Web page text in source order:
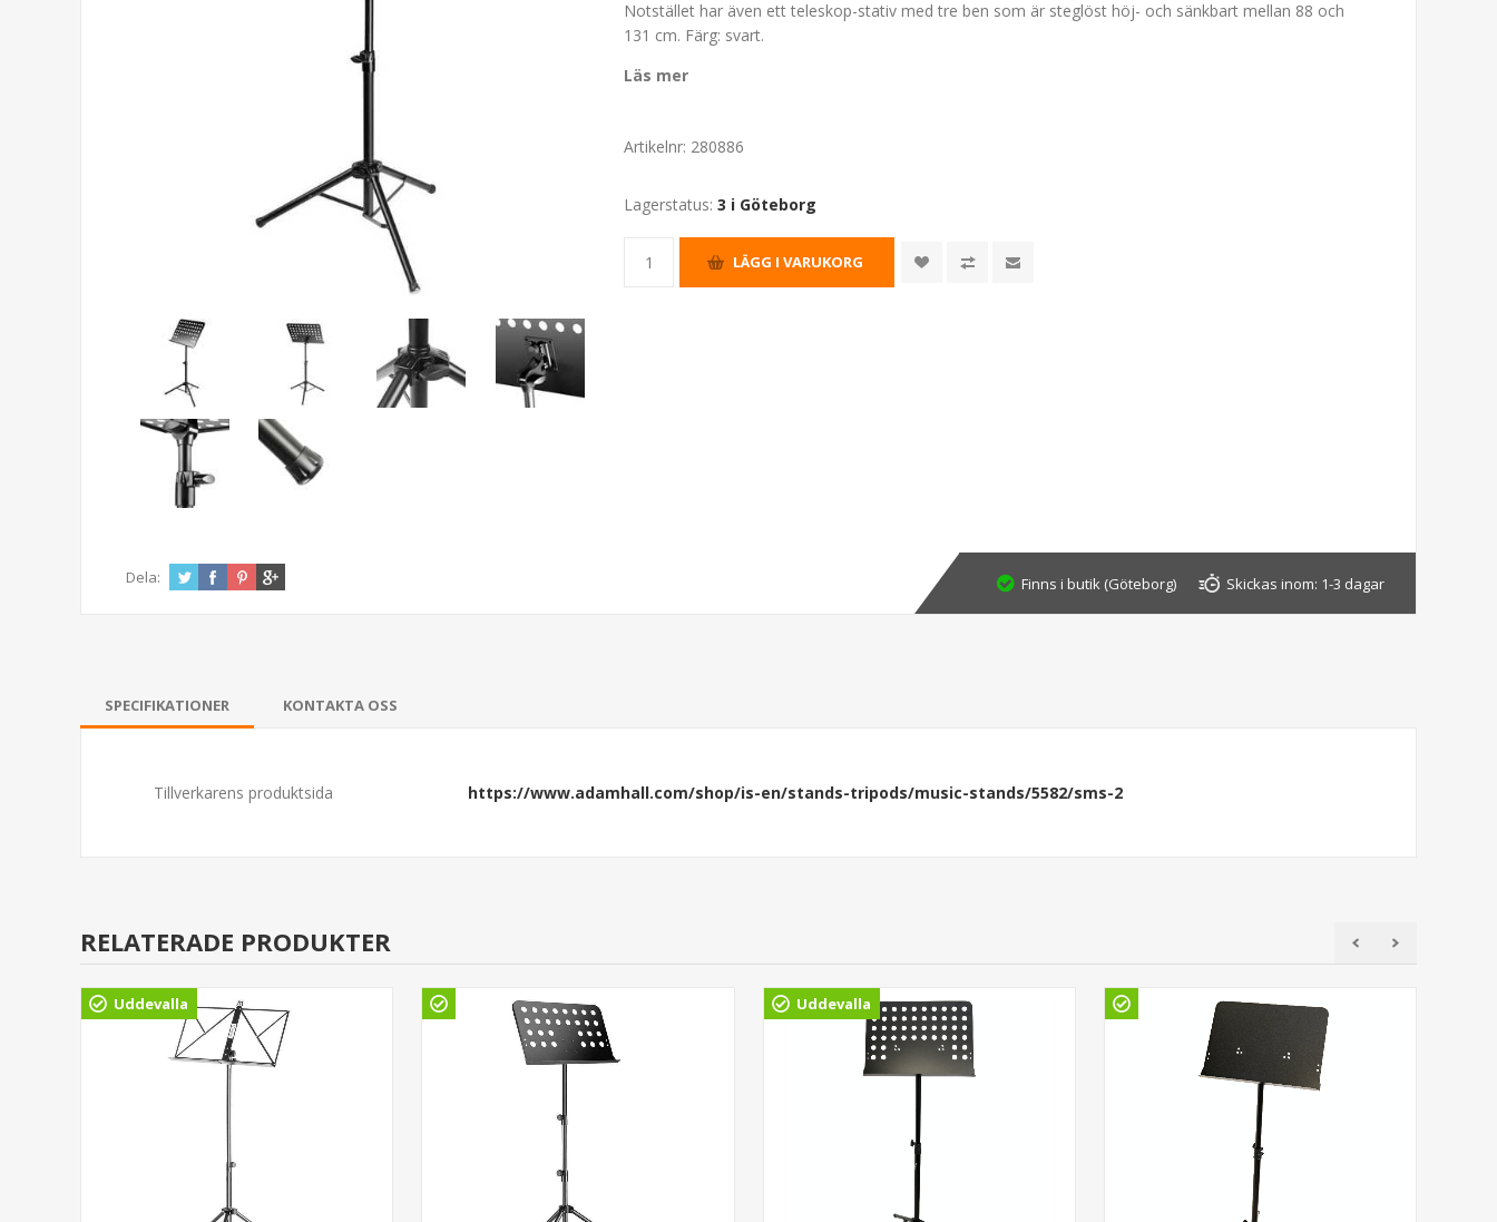
Notstället har även ett teleskop-stativ med tre ben som är steglöst höj- och sänkbart mellan 88 och
131 cm. Färg: svart.
Läs mer
Artikelnr: 280886
Lagerstatus: 3 i Göteborg
Dela: Finns i butik (Göteborg) Skickas inom: 1-3 dagar
SPECIFIKATIONER KONTAKTA OSS
Tillverkarens produktsida https://www.adamhall.com/shop/is-en/stands-tripods/music-stands/5582/sms-2
RELATERADE PRODUKTER
Uddevalla Uddevalla